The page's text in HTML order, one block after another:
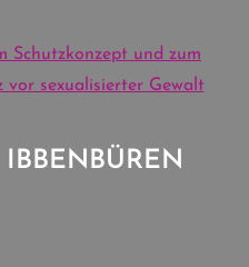
Schutzkonzept und zum
vor sexualisierter Gewalt
IBBENBÜREN